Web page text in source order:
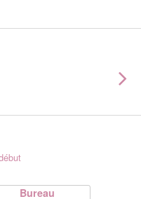
Bureau